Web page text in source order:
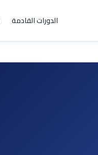
الدورات القادمة